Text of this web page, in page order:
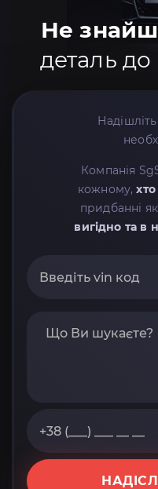
Не
деталь
Компанія
кожному,
придбанні
вигідно та в